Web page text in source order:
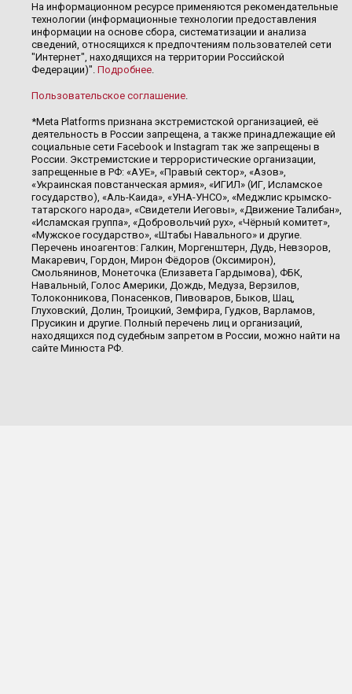
На информационном ресурсе применяются рекомендательные
технологии (информационные технологии предоставления
информации на основе сбора, систематизации и анализа
сведений, относящихся к предпочтениям пользователей сети
"Интернет", находящихся на территории Российской
Федерации)". Подробнее.
Пользовательское соглашение.
*Meta Platforms признана экстремистской организацией, её
деятельность в России запрещена, а также принадлежащие ей
социальные сети Facebook и Instagram так же запрещены в
России. Экстремистские и террористические организации,
запрещенные в РФ: «АУЕ», «Правый сектор», «Азов»,
«Украинская повстанческая армия», «ИГИЛ» (ИГ, Исламское
государство), «Аль-Каида», «УНА-УНСО», «Меджлис крымско-
татарского народа», «Свидетели Иеговы», «Движение Талибан»,
«Исламская группа», «Добровольчий рух», «Чёрный комитет»,
«Мужское государство», «Штабы Навального» и другие.
Перечень иноагентов: Галкин, Моргенштерн, Дудь, Невзоров,
Макаревич, Гордон, Мирон Фёдоров (Оксимирон),
Смольянинов, Монеточка (Елизавета Гардымова), ФБК,
Навальный, Голос Америки, Дождь, Медуза, Верзилов,
Толоконникова, Понасенков, Пивоваров, Быков, Шац,
Глуховский, Долин, Троицкий, Земфира, Гудков, Варламов,
Прусикин и другие. Полный перечень лиц и организаций,
находящихся под судебным запретом в России, можно найти на
сайте Минюста РФ.